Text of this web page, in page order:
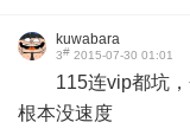
kuwabara
3# 2015-07-30 01:01
115连vip都坑
根本没速度